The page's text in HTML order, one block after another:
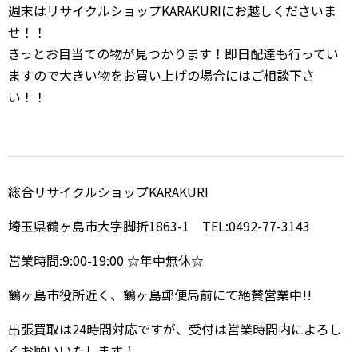
週末はリサイクルショップKARAKURIにお越しくださいま
せ！！
きっとお目当ての物が見つかります！即日配達も行ってい
ますので大きい物をお買い上げの場合にはご相談下さ
い！！
総合リサイクルショップKARAKURI
埼玉県鶴ヶ島市大字脚折1863-1 TEL:0492-77-3143
営業時間:9:00-19:00 ☆年中無休☆
鶴ヶ島市役所近く、鶴ヶ島郵便局前にて絶賛営業中!!
出張買取は24時間対応ですが、受付は営業時間内によろし